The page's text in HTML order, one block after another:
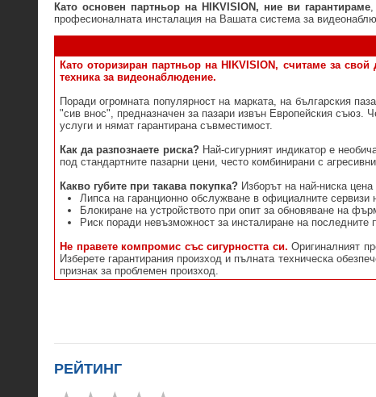
Като основен партньор на HIKVISION, ние ви гарантираме,
професионалната инсталация на Вашата система за
Като оторизиран партньор на HIKVISION, считаме за
техника за видеонаблюдение.
Поради огромната популярност на марката, на българския
"сив внос", предназначен за пазари извън Европейския
услуги и нямат гарантирана съвместимост.
Как да разпознаете риска?Най-сигурният индикатор е
под стандартните пазарни цени, често комбинирани с
Какво губите при такава покупка? Изборът на най-ниска
Липса на гаранционно обслужване в официалните сервизи
Блокиране на устройството при опит за обновяване на
Риск поради невъзможност за инсталиране на последните
Не правете компромис със сигурността си. Оригиналният
Изберете гарантирания произход и пълната техническа
признак за проблемен произход.
РЕЙТИНГ